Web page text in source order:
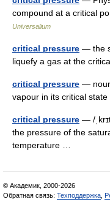
compound at a critical
Universalium
critical pressure — the
liquefy a gas at the
critical pressure —
vapour in its critical
critical pressure — /
the pressure of the
temperature …
© Академик, 2000-2026
Обратная связь: Техподдержка